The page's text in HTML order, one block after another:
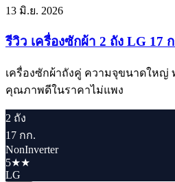
13 มิ.ย. 2026
รีวิว เครื่องซักผ้า 2 ถัง LG 17
เครื่องซักผ้าถังคู่ ความจุขนาดใหญ่
คุณภาพดีในราคาไม่แพง
2 ถัง
17 กก.
NonInverter
5★★
LG